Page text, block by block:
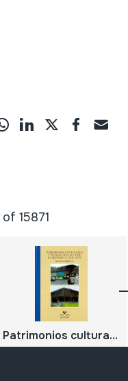
15871
Patrimonios culturales y museos: más allá de la historia y del arte